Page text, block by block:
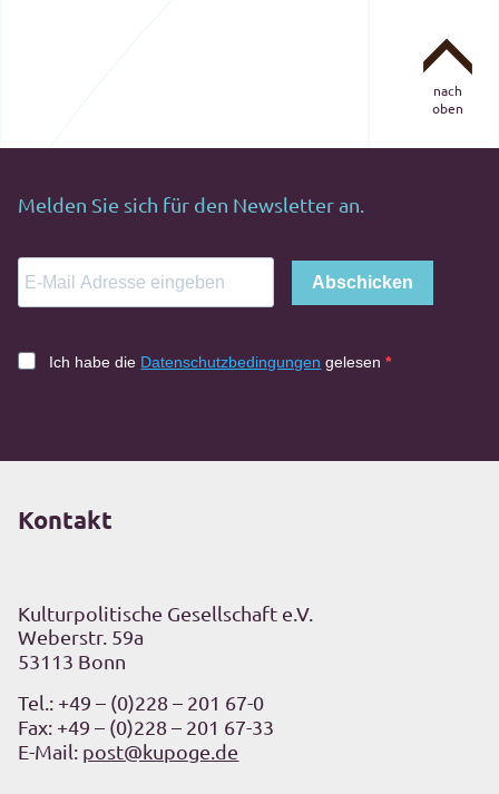
nach
oben
Melden Sie sich für den Newsletter an.
Abschicken
Ich habe die Datenschutzbedingungen gelesen
Kontakt
Kulturpolitische Gesellschaft e.V.
Weberstr. 59a
53113 Bonn
Tel.: +49 – (0)228 – 201 67-0
Fax: +49 – (0)228 – 201 67-33
E-Mail: post@kupoge.de